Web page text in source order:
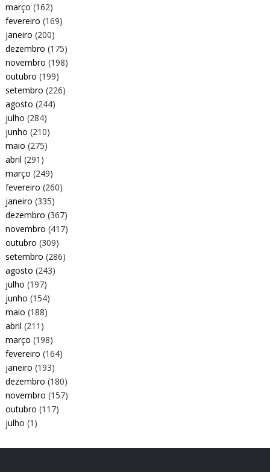
março (162)
fevereiro (169)
janeiro (200)
dezembro (175)
novembro (198)
outubro (199)
setembro (226)
agosto (244)
julho (284)
junho (210)
maio (275)
abril (291)
março (249)
fevereiro (260)
janeiro (335)
dezembro (367)
novembro (417)
outubro (309)
setembro (286)
agosto (243)
julho (197)
junho (154)
maio (188)
abril (211)
março (198)
fevereiro (164)
janeiro (193)
dezembro (180)
novembro (157)
outubro (117)
julho (1)